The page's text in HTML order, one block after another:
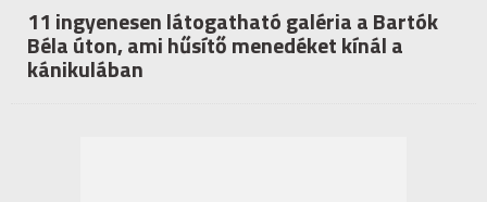
11 ingyenesen látogatható galéria a Bartók
Béla úton, ami hűsítő menedéket kínál a
kánikulában